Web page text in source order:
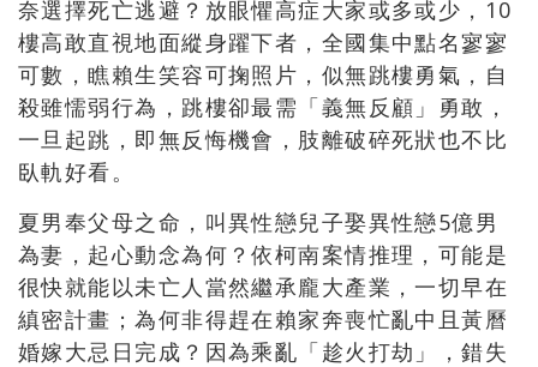
奈選擇死亡逃避？放眼懼高症大家或多或少，10
樓高敢直視地面縱身躍下者，全國集中點名寥寥
可數，瞧賴生笑容可掬照片，似無跳樓勇氣，自
殺雖懦弱行為，跳樓卻最需「義無反顧」勇敢，
一旦起跳，即無反悔機會，肢離破碎死狀也不比
臥軌好看。
夏男奉父母之命，叫異性戀兒子娶異性戀5億男
為妻，起心動念為何？依柯南案情推理，可能是
很快就能以未亡人當然繼承龐大產業，一切早在
縝密計畫；為何非得趕在賴家奔喪忙亂中且黃曆
婚嫁大忌日完成？因為乘亂「趁火打劫」，錯失